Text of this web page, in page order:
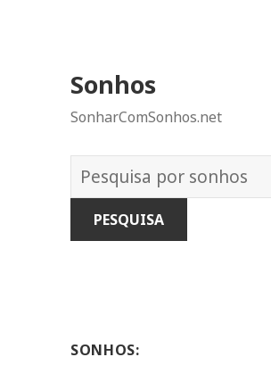
Sonhos
SonharComSonhos.net
Dicionário
dos
Sonhos:
SONHOS: